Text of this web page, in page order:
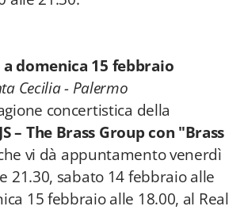
a domenica 15 febbraio
Cecilia - Palermo
concertistica della
– The Brass Group con "Brass
vi dà appuntamento venerdì
21.30, sabato 14 febbraio alle
15 febbraio alle 18.00, al Real